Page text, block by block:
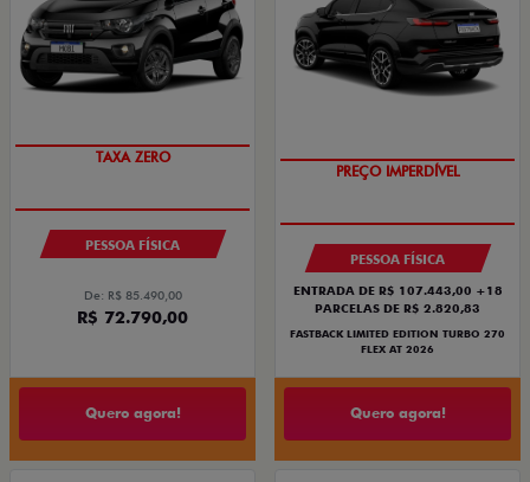
PREÇO IMPERDÍVEL
PESSOA FÍSICA
De: R$ 85.490,00
R$ 72.790,00
Quero agora!
COM USADO NA TROCA
PESSOA FÍSICA
ENTRADA DE R$ 107.443,00 +18
PARCELAS DE R$ 2.820,83
FASTBACK LIMITED EDITION TURBO 270
FLEX AT 2026
Quero agora!